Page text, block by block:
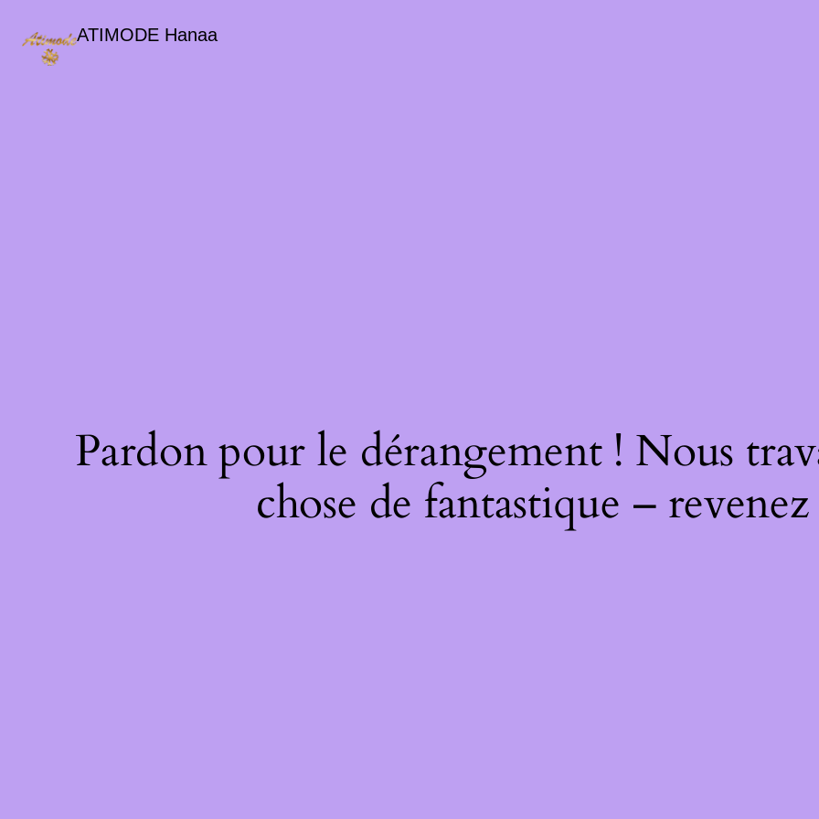
ATIMODE Hanaa
Pardon pour le dérangement ! Nous
chose de fantastique –